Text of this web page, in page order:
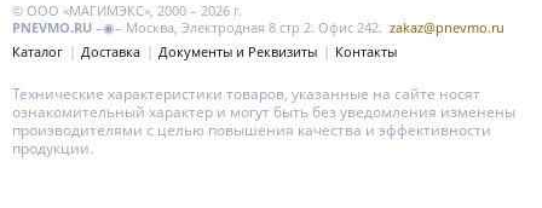
© ООО «МАГИМЭКС», 2000 – 2026 г.
PNEVMO.RU –◉– Москва, Электродная 8 стр 2. Офис 242. zakaz@pnevmo.ru
Каталог
Доставка Документы и Реквизиты Контакты
Технические характеристики товаров, указанные на сайте носят
ознакомительный характер и могут быть без уведомления изменены
производителями с целью повышения качества и эффективности
продукции.